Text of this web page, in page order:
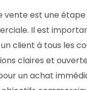
vente est une
Il est
client à tous les
claires et
un achat